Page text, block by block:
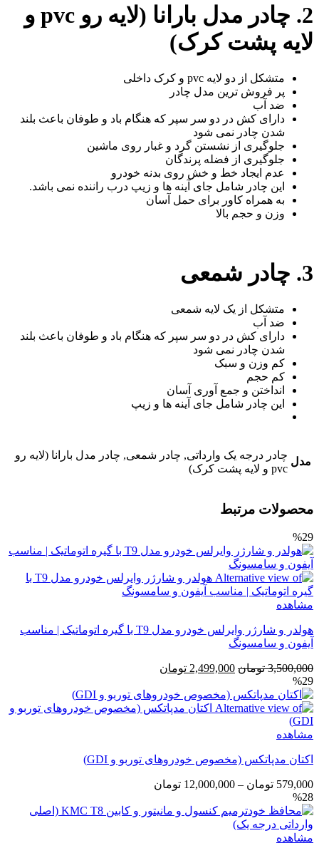
2. چادر مدل بارانا (لایه رو pvc و
لایه پشت کرک)
متشکل از دو لایه pvc و کرک داخلی
پر فروش ترین مدل چادر
ضد آب
دارای کش در دو سر سپر که هنگام باد و طوفان باعث بلند
شدن چادر نمی شود
جلوگیری از نشستن گرد و غبار روی ماشین
جلوگیری از فضله پرندگان
عدم ایجاد خط و خش روی بدنه خودرو
این چادر شامل جای آینه ها و زیپ درب راننده نمی باشد.
به همراه کاور برای حمل آسان
وزن و حجم بالا
3. چادر شمعی
متشکل از یک لایه شمعی
ضد آب
دارای کش در دو سر سپر که هنگام باد و طوفان باعث بلند
شدن چادر نمی شود
کم وزن و سبک
کم حجم
انداختن و جمع آوری آسان
این چادر شامل جای آینه ها و زیپ
مدل
چادر درجه یک وارداتی, چادر شمعی, چادر مدل بارانا (لایه رو
pvc و لایه پشت کرک)
محصولات مرتبط
%29
مشاهده
هولدر و شارژر وایرلس خودرو مدل T9 با گیره اتوماتیک | مناسب
آیفون و سامسونگ
3,500,000 تومان قیمت
3,500,000 تومان
بود.
2,499,000 تومان
2,499,000 تومان
است.
%29
مشاهده
اکتان مدپاتکس (مخصوص خودروهای توربو و GDI)
579,000 تومان –
12,000,000 تومان
579,000 تومان
%28
مشاهده